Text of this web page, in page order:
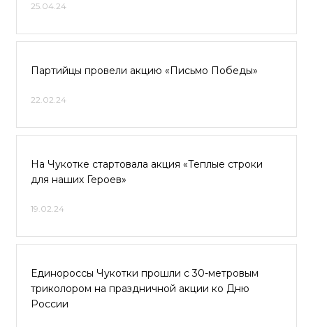
25.04.24
Партийцы провели акцию «Письмо Победы»
22.02.24
На Чукотке стартовала акция «Теплые строки
для наших Героев»
19.02.24
Единороссы Чукотки прошли с 30-метровым
триколором на праздничной акции ко Дню
России